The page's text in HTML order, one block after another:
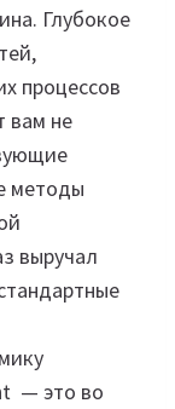
Глубокое
процессов
вам не
методы
выручал
— это во